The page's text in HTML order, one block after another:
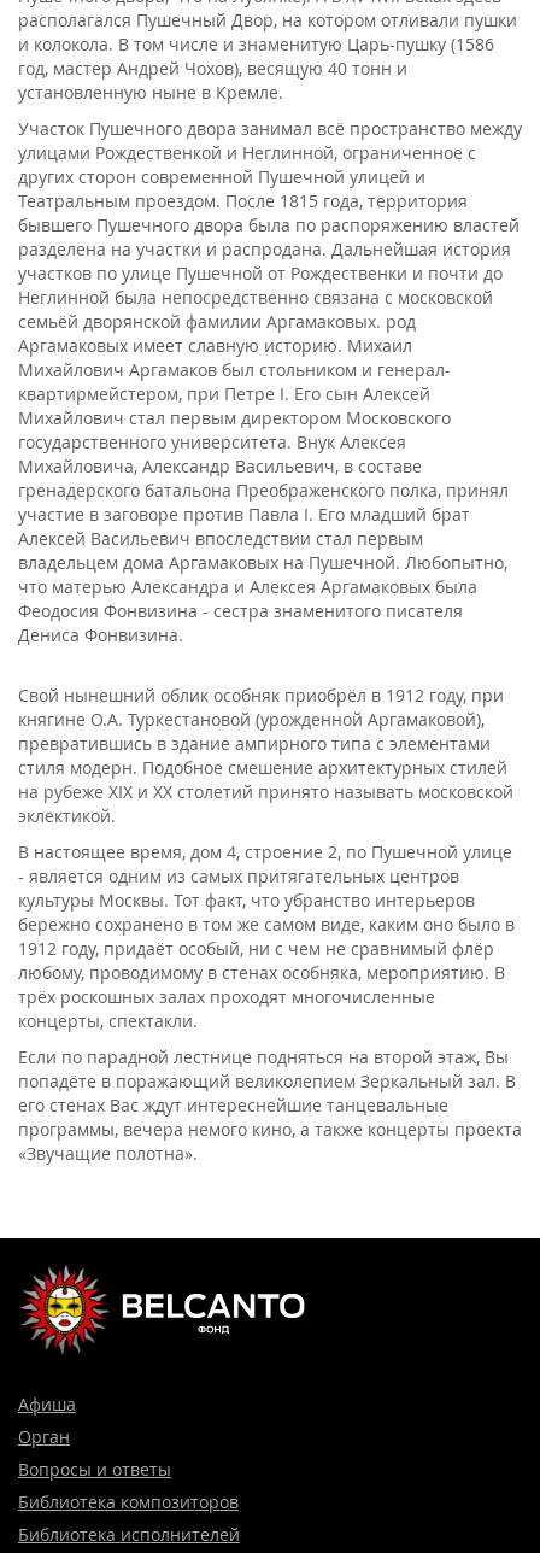
располагался Пушечный Двор, на котором отливали пушки
и колокола. В том числе и знаменитую Царь-пушку (1586
год, мастер Андрей Чохов), весящую 40 тонн и
установленную ныне в Кремле.
Участок Пушечного двора занимал всё пространство между
улицами Рождественкой и Неглинной, ограниченное с
других сторон современной Пушечной улицей и
Театральным проездом. После 1815 года, территория
бывшего Пушечного двора была по распоряжению властей
разделена на участки и распродана. Дальнейшая история
участков по улице Пушечной от Рождественки и почти до
Неглинной была непосредственно связана с московской
семьёй дворянской фамилии Аргамаковых. род
Аргамаковых имеет славную историю. Михаил
Михайлович Аргамаков был стольником и генерал-
квартирмейстером, при Петре I. Его сын Алексей
Михайлович стал первым директором Московского
государственного университета. Внук Алексея
Михайловича, Александр Васильевич, в составе
гренадерского батальона Преображенского полка, принял
участие в заговоре против Павла I. Его младший брат
Алексей Васильевич впоследствии стал первым
владельцем дома Аргамаковых на Пушечной. Любопытно,
что матерью Александра и Алексея Аргамаковых была
Феодосия Фонвизина - сестра знаменитого писателя
Дениса Фонвизина.
Свой нынешний облик особняк приобрёл в 1912 году, при
княгине О.А. Туркестановой (урожденной Аргамаковой),
превратившись в здание ампирного типа с элементами
стиля модерн. Подобное смешение архитектурных стилей
на рубеже XIX и XX столетий принято называть московской
эклектикой.
В настоящее время, дом 4, строение 2, по Пушечной улице
- является одним из самых притягательных центров
культуры Москвы. Тот факт, что убранство интерьеров
бережно сохранено в том же самом виде, каким оно было в
1912 году, придаёт особый, ни с чем не сравнимый флёр
любому, проводимому в стенах особняка, мероприятию. В
трёх роскошных залах проходят многочисленные
концерты, спектакли.
Если по парадной лестнице подняться на второй этаж, Вы
попадёте в поражающий великолепием Зеркальный зал. В
его стенах Вас ждут интереснейшие танцевальные
программы, вечера немого кино, а также концерты проекта
«Звучащие полотна».
Афиша
Орган
Вопросы и ответы
Библиотека композиторов
Библиотека исполнителей